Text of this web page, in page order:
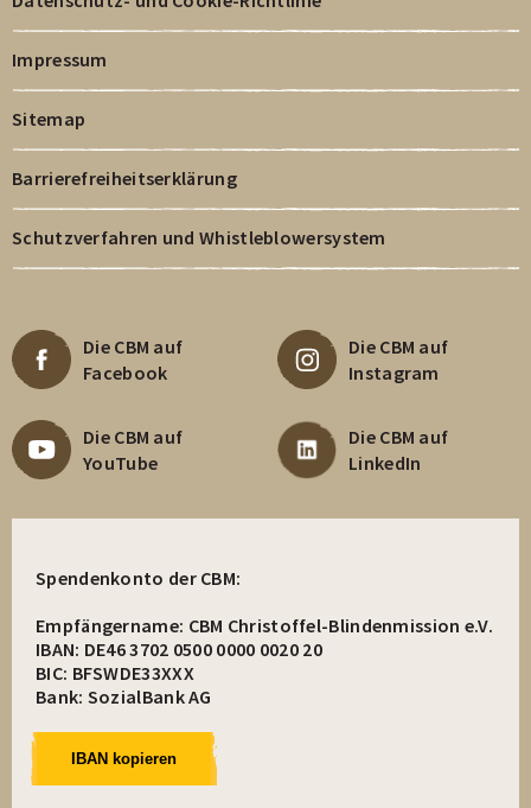
Impressum
Sitemap
Barrierefreiheitserklärung
Schutzverfahren und Whistleblowersystem
Die CBM auf
Facebook
Die CBM auf
Instagram
Die CBM auf
YouTube
Die CBM auf
LinkedIn
Spendenkonto der CBM:
Empfängername: CBM Christoffel-Blindenmission e.V.
IBAN: DE46 3702 0500 0000 0020 20
BIC: BFSWDE33XXX
Bank: SozialBank AG
IBAN kopieren